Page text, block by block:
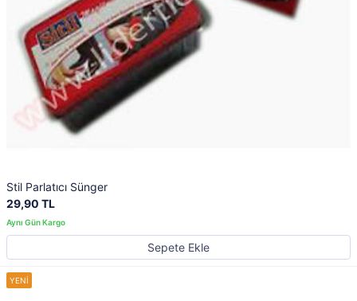
Stil Parlatıcı Sünger
29,90 TL
Sepete Ekle